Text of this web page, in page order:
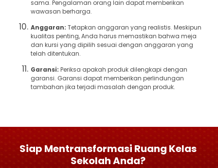
sama. Pengalaman orang lain dapat memberikan
wawasan berharga.
Anggaran: Tetapkan anggaran yang realistis. Meskipun
kualitas penting, Anda harus memastikan bahwa meja
dan kursi yang dipilih sesuai dengan anggaran yang
telah ditentukan.
Garansi: Periksa apakah produk dilengkapi dengan
garansi. Garansi dapat memberikan perlindungan
tambahan jika terjadi masalah dengan produk.
Siap Mentransformasi Ruang Kelas
Sekolah Anda?